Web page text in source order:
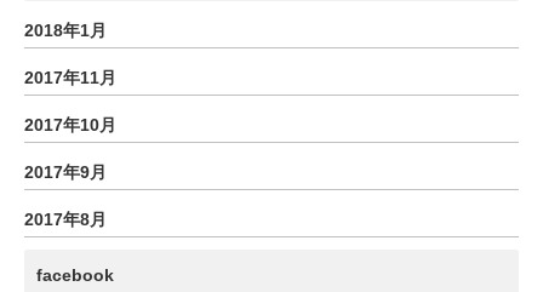
2018年1月
2017年11月
2017年10月
2017年9月
2017年8月
facebook